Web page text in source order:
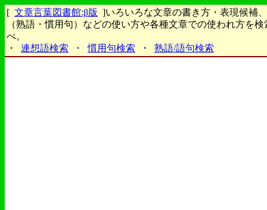
[ 文章言葉図書館:β版 ]いろいろな文章の書き方・表現候補
（熟語・慣用句）などの使い方や各種文章での使われ方を検
べ。
・
連想語検索 ・ 慣用句検索 ・ 熟語/語句検索